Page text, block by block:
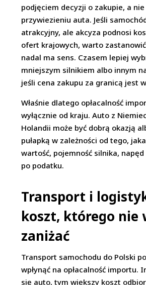
podjęciem decyzji o zakupie, a
przywiezieniu auta. Jeśli
atrakcyjny, ale akcyza podnosi
ofert krajowych, warto
nadal ma sens. Czasem lepiej
mniejszym silnikiem albo innym
jeśli cena zakupu za granicą jest
Właśnie dlatego opłacalność
wyłącznie od kraju. Auto z
Holandii może być dobrą okazją
pułapką w zależności od tego,
wartość, pojemność silnika,
po podatku.
Transport i
koszt, którego nie
zaniżać
Transport samochodu do Polski
wpłynąć na opłacalność importu.
się auto, tym większy koszt